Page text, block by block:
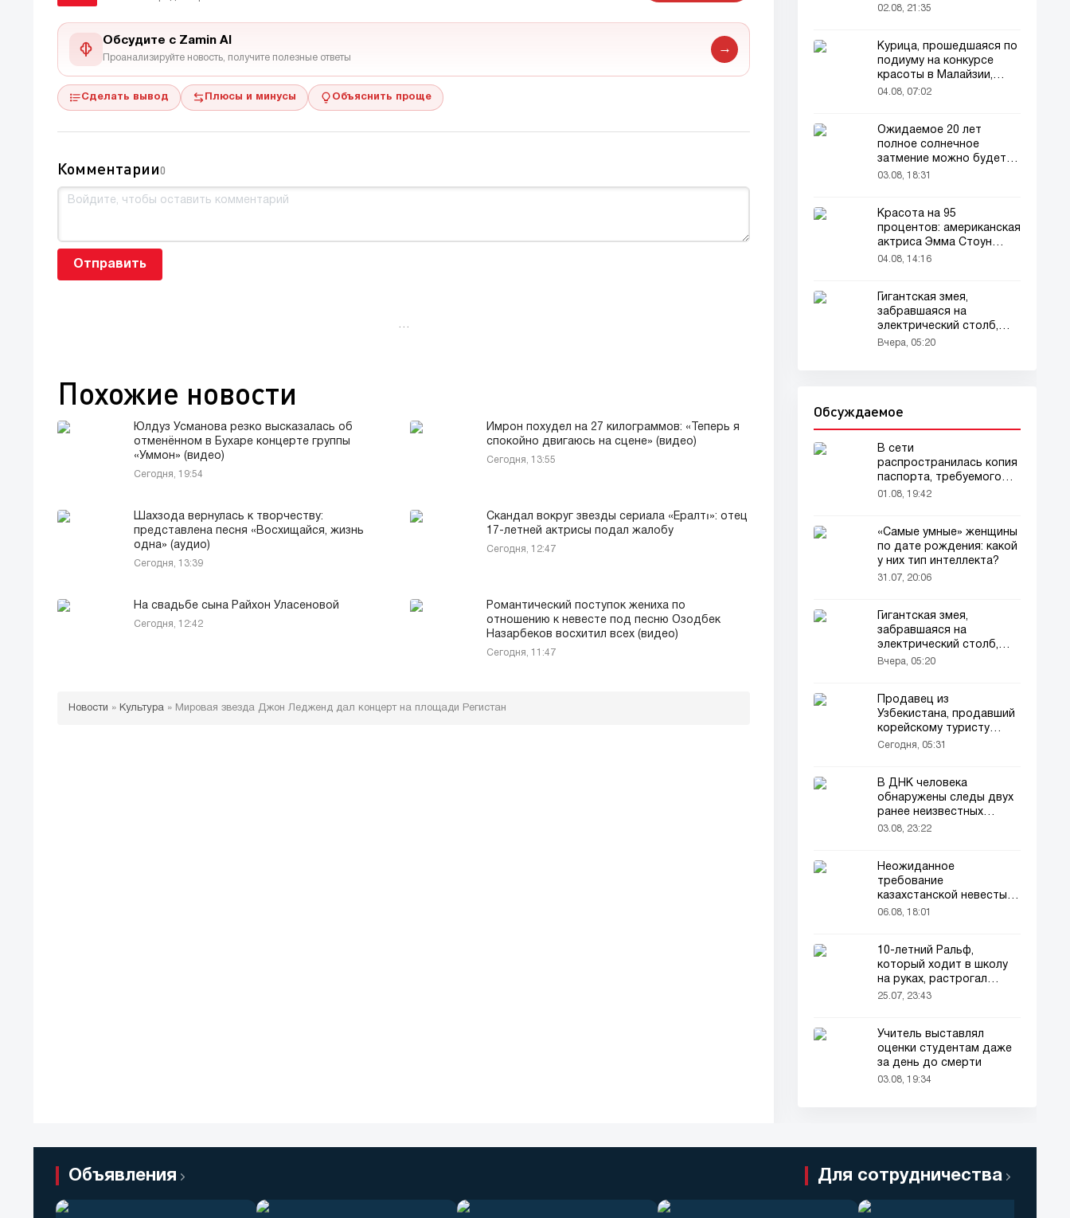
Обсудите с Zamin AI
Проанализируйте новость, получите полезные ответы
→
Сделать вывод Плюсы и минусы Объяснить проще
Комментарии0
Отправить
…
Похожие новости
Юлдуз Усманова резко высказалась об
отменённом в Бухаре концерте группы
«Уммон» (видео)
Сегодня, 19:54
Имрон похудел на 27 килограммов: «Теперь я
спокойно двигаюсь на сцене» (видео)
Сегодня, 13:55
Шахзода вернулась к творчеству:
представлена песня «Восхищайся, жизнь
одна» (аудио)
Сегодня, 13:39
Скандал вокруг звезды сериала «Ералтı»: отец
17-летней актрисы подал жалобу
Сегодня, 12:47
На свадьбе сына Райхон Уласеновой
Сегодня, 12:42
Романтический поступок жениха по
отношению к невесте под песню Озодбек
Назарбеков восхитил всех (видео)
Сегодня, 11:47
Новости » Культура » Мировая звезда Джон Ледженд дал концерт на площади Регистан
02.08, 21:35
Курица, прошедшаяся по
подиуму на конкурсе
красоты в Малайзии,
привлекла внимание
04.08, 07:02
Ожидаемое 20 лет
полное солнечное
затмение можно будет
наблюдать в августе
03.08, 18:31
Красота на 95
процентов: американская
актриса Эмма Стоун
признана самой красивой
04.08, 14:16
Гигантская змея,
забравшаяся на
электрический столб,
погибла от удара током
Вчера, 05:20
Обсуждаемое
В сети
распространилась копия
паспорта, требуемого
для домашних животных
01.08, 19:42
«Самые умные» женщины
по дате рождения: какой
у них тип интеллекта?
31.07, 20:06
Гигантская змея,
забравшаяся на
электрический столб,
погибла от удара током
Вчера, 05:20
Продавец из
Узбекистана, продавший
корейскому туристу
напиток за 90 тысяч
телевидения
Сегодня, 05:31
В ДНК человека
обнаружены следы двух
ранее неизвестных
предков
03.08, 23:22
Неожиданное
требование
казахстанской невесты в
качестве махра удивило
06.08, 18:01
10-летний Ральф,
который ходит в школу
на руках, растрогал
пользователей соцсетей
25.07, 23:43
Учитель выставлял
оценки студентам даже
за день до смерти
03.08, 19:34
Объявления Для сотрудничества